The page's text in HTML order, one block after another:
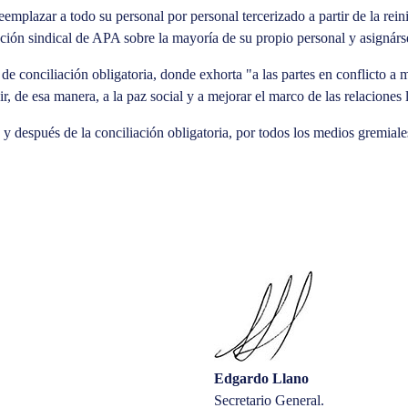
a todo su personal por personal tercerizado a partir de la
sindical de APA sobre la mayoría de su propio personal y
conciliación obligatoria, donde exhorta "a las partes en conflicto a
de esa manera, a la paz social y a mejorar el marco de las
de la conciliación obligatoria, por todos los medios
Edgardo Llano
Secretario General.